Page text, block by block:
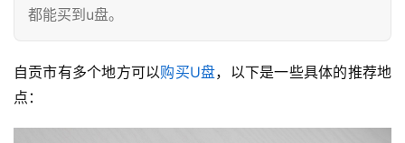
都能买到u盘。
自贡市有多个地方可以购买U盘，以下是一些具体的推荐地
点：